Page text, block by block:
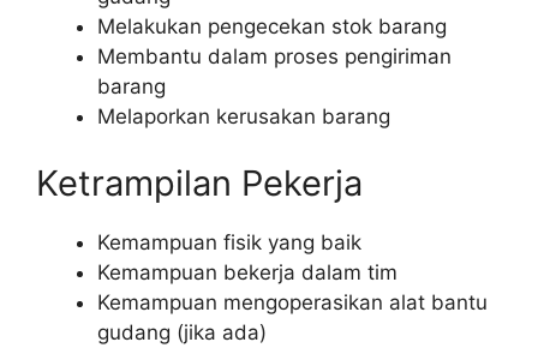
Melakukan pengecekan stok barang
Membantu dalam proses pengiriman
barang
Melaporkan kerusakan barang
Ketrampilan Pekerja
Kemampuan fisik yang baik
Kemampuan bekerja dalam tim
Kemampuan mengoperasikan alat bantu
gudang (jika ada)